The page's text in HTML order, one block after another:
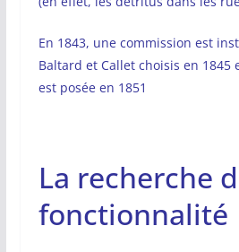
En 1843, une commission est
Baltard et Callet choisis en
est posée en 1851
La recherche
fonctionnalité